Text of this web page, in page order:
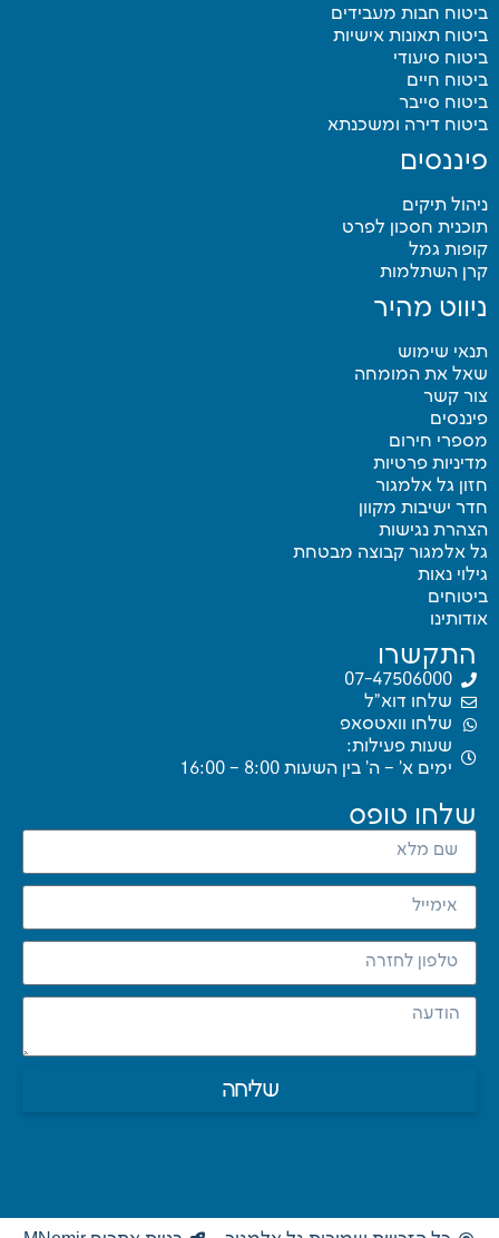
ביטוח חבות מעבידים
ביטוח תאונות אישיות
ביטוח סיעודי
ביטוח חיים
ביטוח סייבר
ביטוח דירה ומשכנתא
פיננסים
ניהול תיקים
תוכנית חסכון לפרט
קופות גמל
קרן השתלמות
ניווט מהיר
תנאי שימוש
שאל את המומחה
צור קשר
פיננסים
מספרי חירום
מדיניות פרטיות
חזון גל אלמגור
חדר ישיבות מקוון
הצהרת נגישות
גל אלמגור קבוצה מבטחת
גילוי נאות
ביטוחים
אודותינו
התקשרו
07-47506000
שלחו דוא"ל
שלחו וואטסאפ
שעות פעילות:
ימים א’ – ה’ בין השעות 8:00 – 16:00
שלחו טופס
שליחה